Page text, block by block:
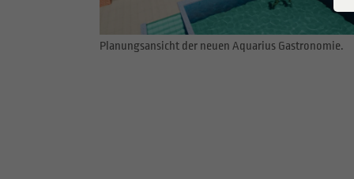
Planungsansicht der neuen Aquarius Gastronomie.